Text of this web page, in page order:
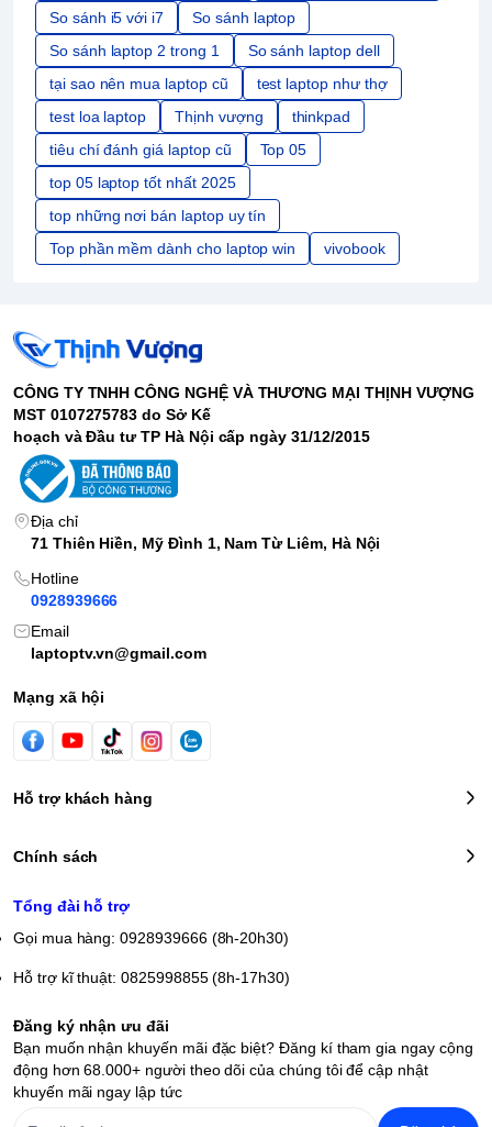
So sánh i5 với i7
So sánh laptop
So sánh laptop 2 trong 1
So sánh laptop dell
tại sao nên mua laptop cũ
test laptop như thợ
test loa laptop
Thịnh vượng
thinkpad
tiêu chí đánh giá laptop cũ
Top 05
top 05 laptop tốt nhất 2025
top những nơi bán laptop uy tín
Top phần mềm dành cho laptop win
vivobook
CÔNG TY TNHH CÔNG NGHỆ VÀ THƯƠNG MẠI THỊNH VƯỢNG
MST 0107275783 do Sở Kế
hoạch và Đầu tư TP Hà Nội cấp ngày 31/12/2015
Địa chỉ
71 Thiên Hiền, Mỹ Đình 1, Nam Từ Liêm, Hà Nội
Hotline
0928939666
Email
laptoptv.vn@gmail.com
Mạng xã hội
Hỗ trợ khách hàng
Chính sách
Tổng đài hỗ trợ
Gọi mua hàng: 0928939666 (8h-20h30)
Hỗ trợ kĩ thuật: 0825998855 (8h-17h30)
Đăng ký nhận ưu đãi
Bạn muốn nhận khuyến mãi đặc biệt? Đăng kí tham gia ngay cộng
động hơn 68.000+ người theo dõi của chúng tôi để cập nhật
khuyến mãi ngay lập tức